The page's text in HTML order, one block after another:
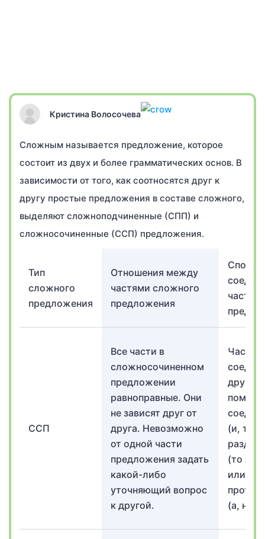
Кристина Волосочева
Сложным называется предложение, которое
состоит из двух и более грамматических основ. В
зависимости от того, как соотносятся друг к
другу простые предложения в составе сложного,
выделяют сложноподчиненные (СПП) и
сложносочиненные (ССП) предложения.
Тип
сложного
предложения
Отношения между
частями сложного
предложения
Способ
частей
ССП
Все части в
сложносочиненном
предложении
равноправные. Они
не зависят друг от
друга. Невозможно
от одной части
предложения задать
какой-либо
уточняющий вопрос
к другой.
Части
другом
(и,
(то
или), а
(а, но)